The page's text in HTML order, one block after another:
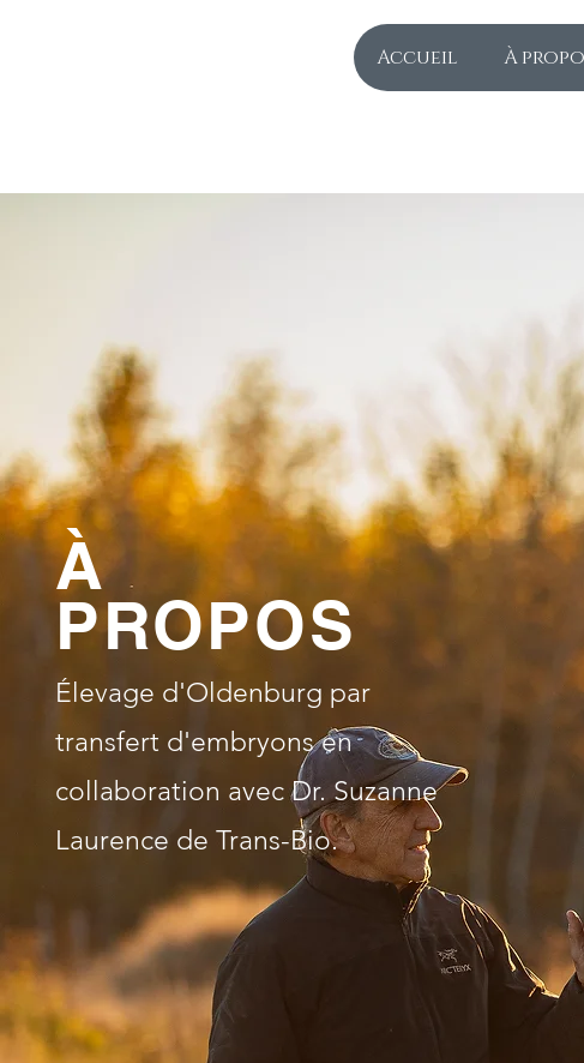
Accueil À
À
PROPOS
Élevage d'Oldenburg par
transfert d'embryons en
collaboration avec Dr. Suzanne
Laurence de Trans-Bio.